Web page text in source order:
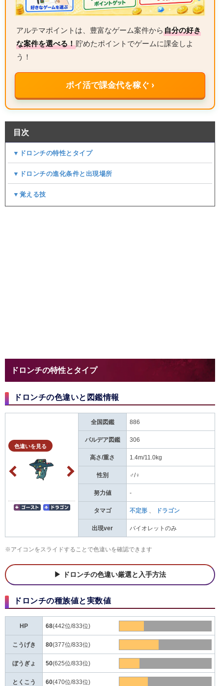
アルテマポイントは、豊富なゲーム案件から自分の好き
な案件を選べる！貯めたポイントでゲームに課金しよ
う！
ポイ活で課金代を稼ぐ ›
目次
▼ドロンチの特性とタイプ
▼ドロンチの進化条件と出現場所
▼覚える技
ドロンチの特性とタイプ
ドロンチの色違いと図鑑情報
色違いを見る
全国図鑑 886
パルデア図鑑 306
高さ/重さ 1.4m/11.0kg
性別 ♂/♀
努力値 -
タマゴ 不定形 、 ドラゴン
出現ver バイオレットのみ
※アイコンをスライドすることで色違いを確認できます
ドロンチの色違い厳選と入手方法
ドロンチの種族値と実数値
HP 68(442位/833位)
こうげき 80(377位/833位)
ぼうぎょ 50(625位/833位)
とくこう 60(470位/833位)